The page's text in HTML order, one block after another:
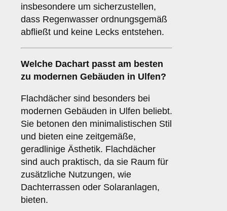
insbesondere um sicherzustellen,
dass Regenwasser ordnungsgemäß
abfließt und keine Lecks entstehen.
Welche Dachart passt am besten
zu modernen Gebäuden in Ulfen?
Flachdächer sind besonders bei
modernen Gebäuden in Ulfen beliebt.
Sie betonen den minimalistischen Stil
und bieten eine zeitgemäße,
geradlinige Ästhetik. Flachdächer
sind auch praktisch, da sie Raum für
zusätzliche Nutzungen, wie
Dachterrassen oder Solaranlagen,
bieten.